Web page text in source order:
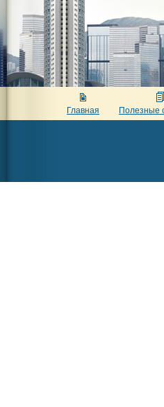
Главная Полезные